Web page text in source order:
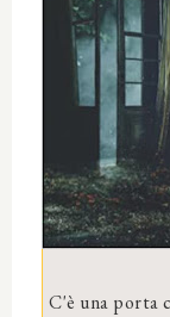
C'è una porta